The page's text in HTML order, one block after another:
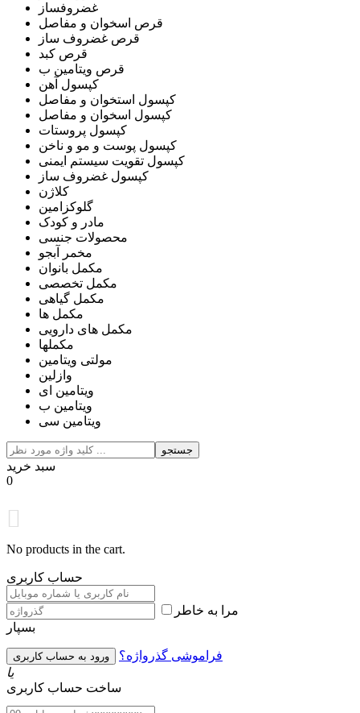
غضروفساز
قرص اسخوان و مفاصل
قرص غضروف ساز
قرص کبد
قرص ویتامین ب
کپسول آهن
کپسول استخوان و مفاصل
کپسول اسخوان و مفاصل
کپسول پروستات
کپسول پوست و مو و ناخن
کپسول تقویت سیستم ایمنی
کپسول غضروف ساز
کلاژن
گلوکزامین
مادر و کودک
محصولات جنسی
مخمر آبجو
مکمل بانوان
مکمل تخصصی
مکمل گیاهی
مکمل ها
مکمل های دارویی
مکملها
مولتی ویتامین
وازلین
ویتامین ای
ویتامین ب
ویتامین سی
جستجو
سبد خرید
0
No products in the cart.
حساب کاربری
مرا به خاطر
بسپار
فراموشی گذرواژه؟
یا
ساخت حساب کاربری